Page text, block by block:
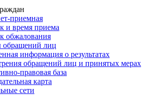
приемная
и время приема
обжалования
обращений лиц
информация о результатах
обращений лиц и принятых мерах
правовая база
карта
сети